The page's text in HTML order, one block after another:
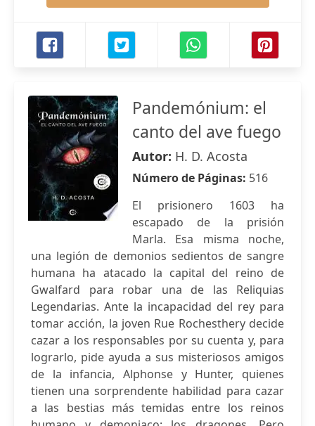
Pandemónium: el
canto del ave fuego
Autor: H. D. Acosta
Número de Páginas: 516
El prisionero 1603 ha
escapado de la prisión
Marla. Esa misma noche,
una legión de demonios sedientos de sangre
humana ha atacado la capital del reino de
Gwalfard para robar una de las Reliquias
Legendarias. Ante la incapacidad del rey para
tomar acción, la joven Rue Rochesthery decide
cazar a los responsables por su cuenta y, para
lograrlo, pide ayuda a sus misteriosos amigos
de la infancia, Alphonse y Hunter, quienes
tienen una sorprendente habilidad para cazar
a las bestias más temidas entre los reinos